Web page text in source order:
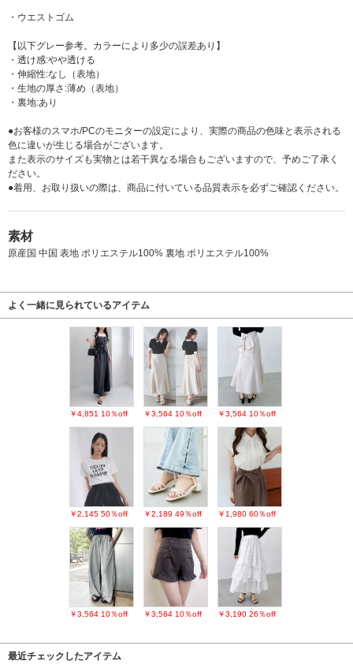
・ウエストゴム
【以下グレー参考。カラーにより多少の誤差あり】
・透け感:やや透ける
・伸縮性:なし（表地）
・生地の厚さ:薄め（表地）
・裏地:あり
●お客様のスマホ/PCのモニターの設定により、実際の商品の色味と表示される
色に違いが生じる場合がございます。
また表示のサイズも実物とは若干異なる場合もございますので、予めご了承く
ださい。
●着用、お取り扱いの際は、商品に付いている品質表示を必ずご確認ください。
素材
原産国 中国 表地 ポリエステル100% 裏地 ポリエステル100%
よく一緒に見られているアイテム
￥4,851 10％off ￥3,564 10％off ￥3,564 10％off
￥2,145 50％off ￥2,189 49％off ￥1,980 60％off
￥3,564 10％off ￥3,564 10％off ￥3,190 26％off
最近チェックしたアイテム